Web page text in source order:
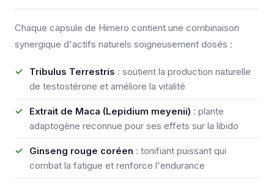
Chaque capsule de Himero contient une combinaison
synergique d'actifs naturels soigneusement dosés :
Tribulus Terrestris : soutient la production naturelle
de testostérone et améliore la vitalité
Extrait de Maca (Lepidium meyenii) : plante
adaptogène reconnue pour ses effets sur la libido
Ginseng rouge coréen : tonifiant puissant qui
combat la fatigue et renforce l'endurance